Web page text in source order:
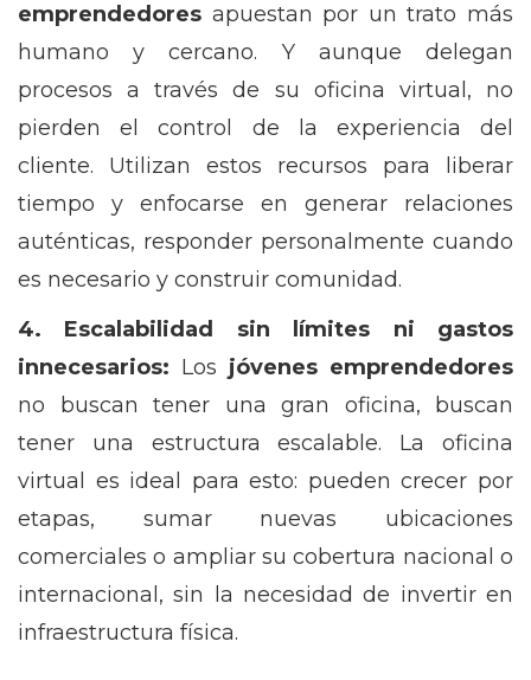
emprendedores apuestan por un trato más
humano y cercano. Y aunque delegan
procesos a través de su oficina virtual, no
pierden el control de la experiencia del
cliente. Utilizan estos recursos para liberar
tiempo y enfocarse en generar relaciones
auténticas, responder personalmente cuando
es necesario y construir comunidad.
4. Escalabilidad sin límites ni gastos
innecesarios: Los jóvenes emprendedores
no buscan tener una gran oficina, buscan
tener una estructura escalable. La oficina
virtual es ideal para esto: pueden crecer por
etapas, sumar nuevas ubicaciones
comerciales o ampliar su cobertura nacional o
internacional, sin la necesidad de invertir en
infraestructura física.